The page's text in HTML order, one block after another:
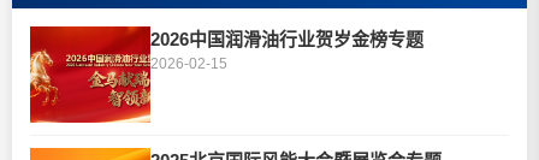
2026中国润滑油行业贺岁金榜专题
2026-02-15